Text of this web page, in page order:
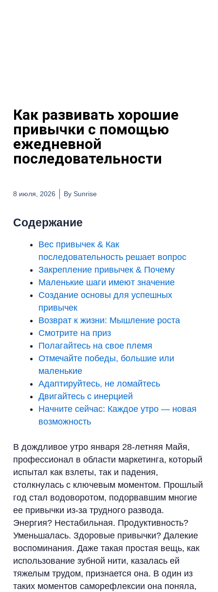
Как развивать хорошие
привычки с помощью
ежедневной
последовательности
8 июля, 2026 BySunrise
Содержание
Вес привычек & Как
последовательность решает вопрос
Закрепление привычек & Почему
Маленькие шаги имеют значение
Создание основы для успешных
привычек
Возврат к жизни: Мышление роста
Смотрите на приз
Полагайтесь на свое племя
Отмечайте победы, большие или
маленькие
Адаптируйтесь, не ломайтесь
Двигайтесь с инерцией
Начните сейчас: Каждое утро — новая
возможность
В дождливое утро января 28-летняя Майя,
профессионал в области маркетинга, который
испытал как взлеты, так и падения,
столкнулась с ключевым моментом. Прошлый
год стал водоворотом, подорвавшим многие
ее привычки из-за трудного развода.
Энергия? Нестабильная. Продуктивность?
Уменьшалась. Здоровые привычки? Далекие
воспоминания. Даже такая простая вещь, как
использование зубной нити, казалась ей
тяжелым трудом, признается она. В один из
таких моментов саморефлексии она поняла,